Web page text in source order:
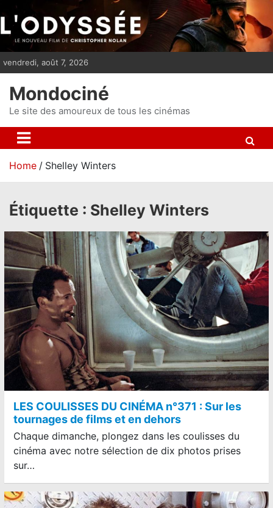
i
p
n
t
vendredi, août 7, 2026
Mondociné
Le site des amoureux de tous les cinémas
Home Shelley Winters
Étiquette : Shelley Winters
LES COULISSES DU CINÉMA n°371 : Sur les
tournages de films et en dehors
Chaque dimanche, plongez dans les coulisses du
cinéma avec notre sélection de dix photos prises
sur…